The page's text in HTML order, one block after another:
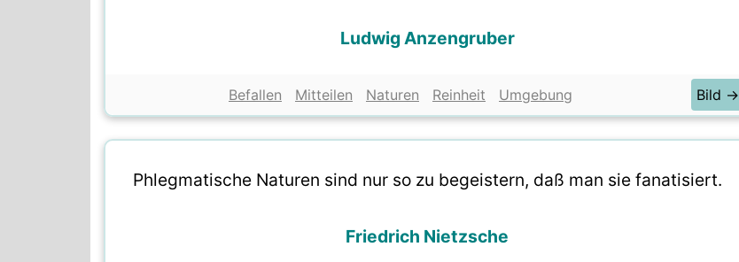
Ludwig Anzengruber
Befallen Mitteilen Naturen Reinheit Umgebung Bild →
Phlegmatische Naturen sind nur so zu begeistern, daß man sie fanatisiert.
Friedrich Nietzsche